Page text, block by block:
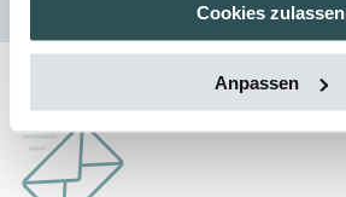
Cookies zulassen
Anpassen